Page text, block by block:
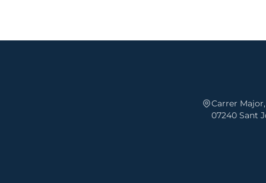
Carrer Major,
07240 Sant